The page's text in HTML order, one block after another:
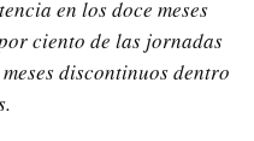
en los doce meses
ciento de las jornadas
discontinuos dentro